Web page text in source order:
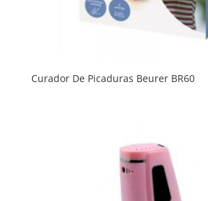
Curador De Picaduras Beurer BR60